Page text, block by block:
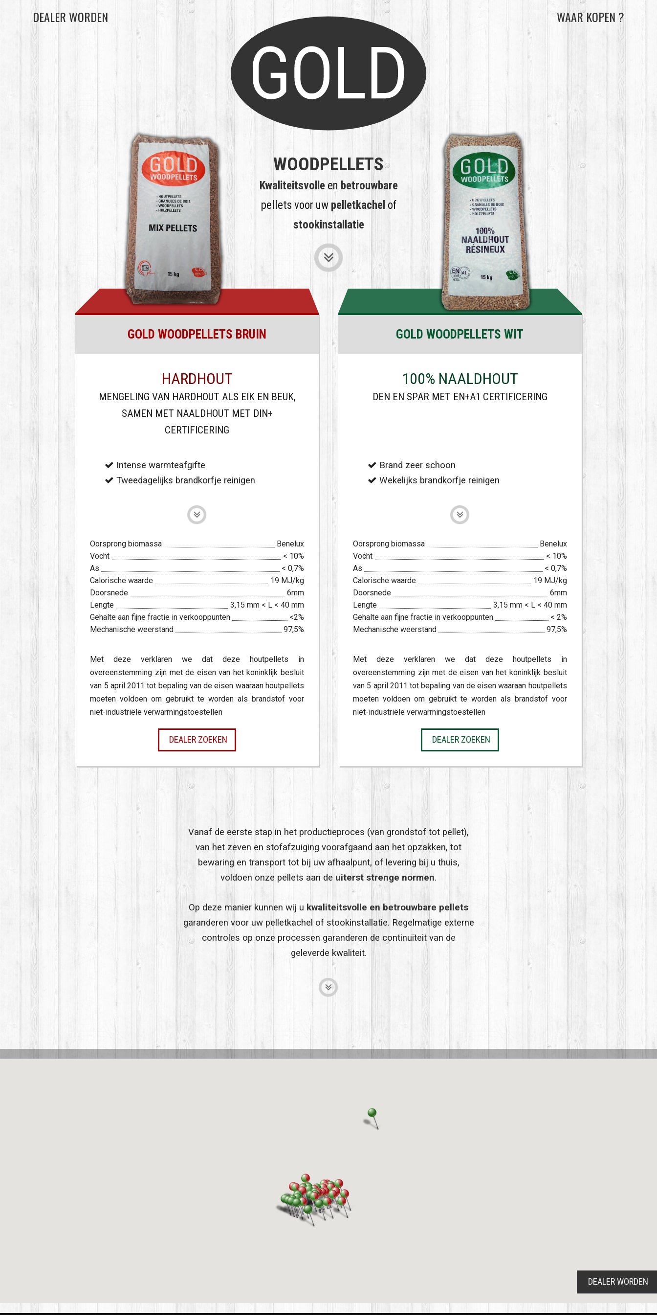
WAAR KOPEN ?
DEALER WORDEN
WOODPELLETS
Kwaliteitsvolleen betrouwbare
pellets voor uw pelletkachel of
stookinstallatie
GOLD WOODPELLETS BRUIN
HARDHOUT
MENGELING VAN HARDHOUT ALS EIK EN BEUK,
SAMEN MET NAALDHOUT MET DIN+
CERTIFICERING
Intense warmteafgifte
Tweedagelijks brandkorfje reinigen
Oorsprong biomassa
Benelux
Vocht
< 10%
As
< 0,7%
Calorische waarde
19 MJ/kg
Doorsnede
6mm
Lengte
3,15 mm < L < 40 mm
Gehalte aan fijne fractie in verkooppunten
<2%
Mechanische weerstand
97,5%
Met deze verklaren we dat deze houtpellets in
overeenstemming zijn met de eisen van het koninklijk besluit
van 5 april 2011 tot bepaling van de eisen waaraan houtpellets
moeten voldoen om gebruikt te worden als brandstof voor
niet-industriële verwarmingstoestellen
DEALER ZOEKEN
GOLD WOODPELLETS WIT
100% NAALDHOUT
DEN EN SPAR MET EN+A1 CERTIFICERING
Brand zeer schoon
Wekelijks brandkorfje reinigen
Oorsprong biomassa
Benelux
Vocht
< 10%
As
< 0,7%
Calorische waarde
19 MJ/kg
Doorsnede
6mm
Lengte
3,15 mm < L < 40 mm
Gehalte aan fijne fractie in verkooppunten
< 2%
Mechanische weerstand
97,5%
Met deze verklaren we dat deze houtpellets in
overeenstemming zijn met de eisen van het koninklijk besluit
van 5 april 2011 tot bepaling van de eisen waaraan houtpellets
moeten voldoen om gebruikt te worden als brandstof voor
niet-industriële verwarmingstoestellen
DEALER ZOEKEN
Vanaf de eerste stap in het productieproces (van grondstof tot pellet),
van het zeven en stofafzuiging voorafgaand aan het opzakken, tot
bewaring en transport tot bij uw afhaalpunt, of levering bij u thuis,
voldoen onze pellets aan de uiterst strenge normen.
Op deze manier kunnen wij u kwaliteitsvolle en betrouwbare pellets
garanderen voor uw pelletkachel of stookinstallatie. Regelmatige externe
controles op onze processen garanderen de continuïteit van de
geleverde kwaliteit.
DEALER WORDEN